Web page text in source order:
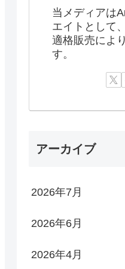
当メディアは
エイトとして、
適格販売によ
す。
アーカイブ
2026年7月
2026年6月
2026年4月